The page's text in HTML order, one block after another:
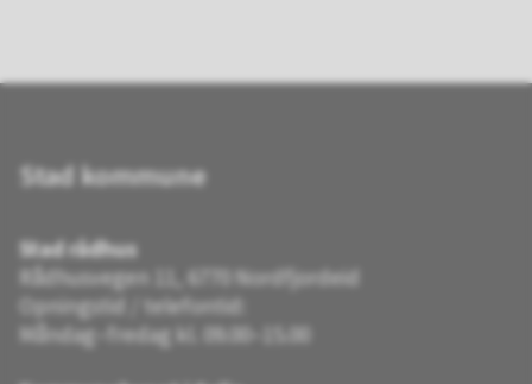
Stad kommune
Stad rådhus
Rådhusvegen 11, 6770 Nordfjordeid
Opningstid / telefontid:
Måndag–fredag kl. 09.00–15.00